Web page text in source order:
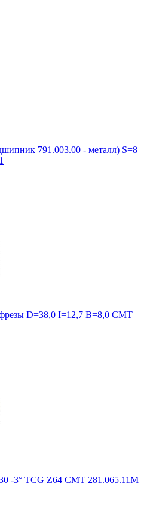
791.003.00 - металл) S=8
D=38,0 I=12,7 B=8,0 CMT
-3° TCG Z64 CMT 281.065.11M